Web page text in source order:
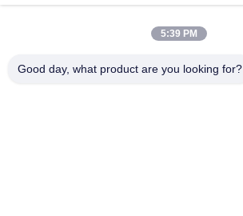
5:39 PM
Good day, what product are you looking for?